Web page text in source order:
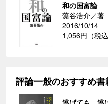
和の国富論
藻谷浩介／著
2016/10/14
1,056円（税込
評論一般のおすすめ書